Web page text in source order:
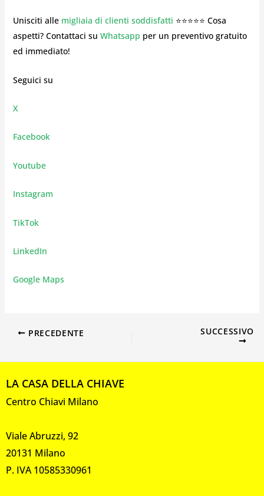
Unisciti alle migliaia di clienti soddisfatti ⭐⭐⭐⭐⭐ Cosa
aspetti? Contattaci su Whatsapp per un preventivo gratuito
ed immediato!
Seguici su
X
Facebook
Youtube
Instagram
TikTok
LinkedIn
Google Maps
PRECEDENTE SUCCESSIVO
LA CASA DELLA CHIAVE
Centro Chiavi Milano
Viale Abruzzi, 92
20131 Milano
P. IVA 10585330961